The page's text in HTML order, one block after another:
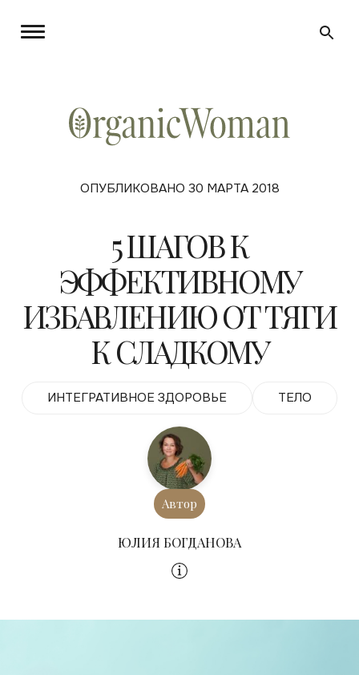
ОПУБЛИКОВАНО 30 МАРТА 2018
5 ШАГОВ К
ЭФФЕКТИВНОМУ
ИЗБАВЛЕНИЮ ОТ ТЯГИ
К СЛАДКОМУ
ИНТЕГРАТИВНОЕ ЗДОРОВЬЕ ТЕЛО
Автор
ЮЛИЯ БОГДАНОВА